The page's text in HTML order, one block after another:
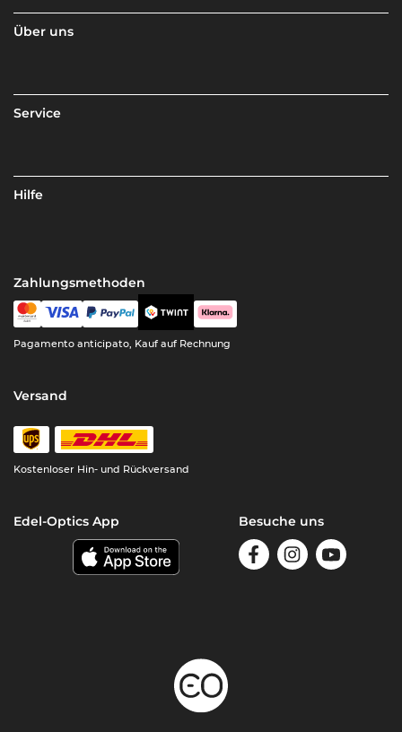
Über uns
Service
Hilfe
Zahlungsmethoden
Pagamento anticipato, Kauf auf Rechnung
Versand
Kostenloser Hin- und Rückversand
Edel-Optics App Besuche uns